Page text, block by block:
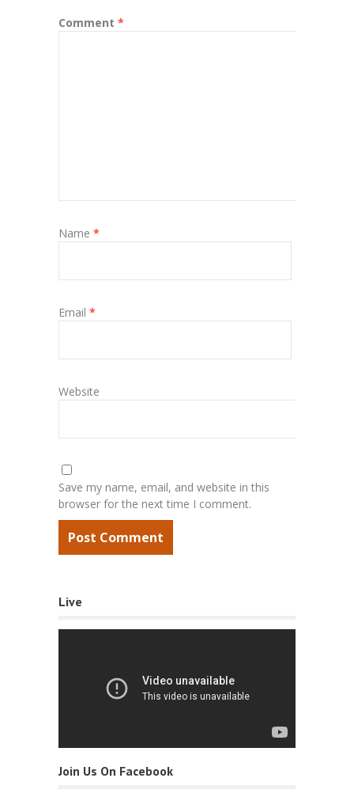
Comment *
Name *
Email *
Website
Save my name, email, and website in this
browser for the next time I comment.
Live
Join Us On Facebook